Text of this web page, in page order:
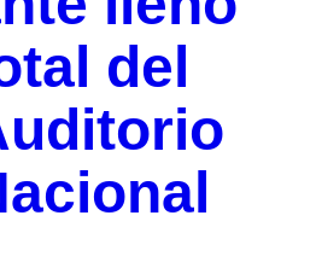
del